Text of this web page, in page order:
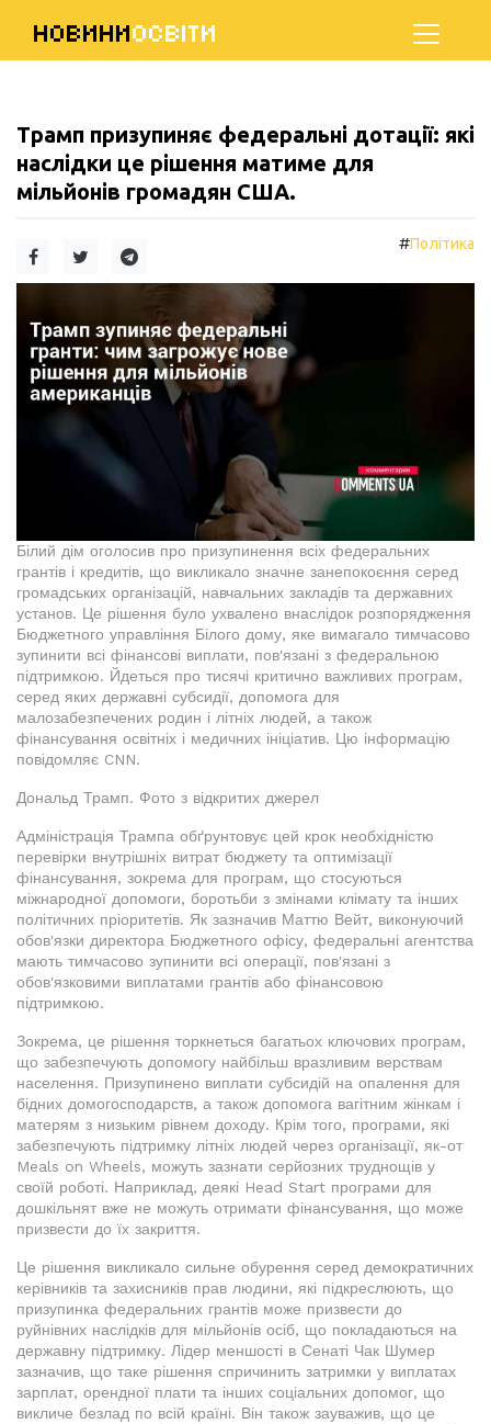
НОВИНИОСВІТИ
Трамп призупиняє федеральні дотації: які
наслідки це рішення матиме для
мільйонів громадян США.
#Політика
Білий дім оголосив про призупинення всіх федеральних
грантів і кредитів, що викликало значне занепокоєння серед
громадських організацій, навчальних закладів та державних
установ. Це рішення було ухвалено внаслідок розпорядження
Бюджетного управління Білого дому, яке вимагало тимчасово
зупинити всі фінансові виплати, пов'язані з федеральною
підтримкою. Йдеться про тисячі критично важливих програм,
серед яких державні субсидії, допомога для
малозабезпечених родин і літніх людей, а також
фінансування освітніх і медичних ініціатив. Цю інформацію
повідомляє CNN.
Дональд Трамп. Фото з відкритих джерел
Адміністрація Трампа обґрунтовує цей крок необхідністю
перевірки внутрішніх витрат бюджету та оптимізації
фінансування, зокрема для програм, що стосуються
міжнародної допомоги, боротьби з змінами клімату та інших
політичних пріоритетів. Як зазначив Маттю Вейт, виконуючий
обов'язки директора Бюджетного офісу, федеральні агентства
мають тимчасово зупинити всі операції, пов'язані з
обов'язковими виплатами грантів або фінансовою
підтримкою.
Зокрема, це рішення торкнеться багатьох ключових програм,
що забезпечують допомогу найбільш вразливим верствам
населення. Призупинено виплати субсидій на опалення для
бідних домогосподарств, а також допомога вагітним жінкам і
матерям з низьким рівнем доходу. Крім того, програми, які
забезпечують підтримку літніх людей через організації, як-от
Meals on Wheels, можуть зазнати серйозних труднощів у
своїй роботі. Наприклад, деякі Head Start програми для
дошкільнят вже не можуть отримати фінансування, що може
призвести до їх закриття.
Це рішення викликало сильне обурення серед демократичних
керівників та захисників прав людини, які підкреслюють, що
призупинка федеральних грантів може призвести до
руйнівних наслідків для мільйонів осіб, що покладаються на
державну підтримку. Лідер меншості в Сенаті Чак Шумер
зазначив, що таке рішення спричинить затримки у виплатах
зарплат, орендної плати та інших соціальних допомог, що
викличе безлад по всій країні. Він також зауважив, що це